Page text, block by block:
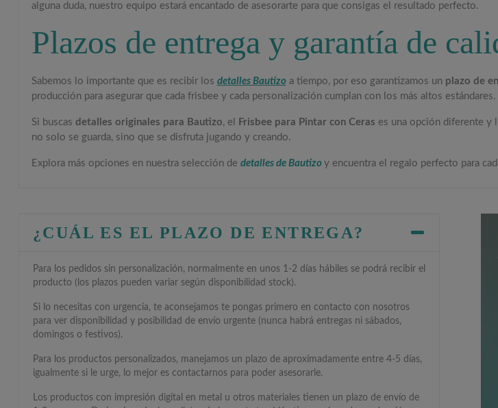
alguna duda, nuestro equipo estará encantado de asesorarte para que consigas el resultado perfecto.
Plazos de entrega y garantía de
Sabemos lo importante que es recibir los detalles Bautizoa tiempo, por eso garantizamos un plazo de
producción para asegurar que cada frisbee y cada personalización cumplan con los más altos estándares.
Si buscas detalles originales para Bautizo, el Frisbee para Pintar con Ceras es una opción diferente y
no solo se guarda, sino que se disfruta jugando y creando.
Explora más opciones en nuestra selección de detalles de Bautizo y encuentra el regalo perfecto para
¿CUÁL ES EL PLAZO DE ENTREGA?
Para los pedidos sin personalización, normalmente en unos 1-2 días hábiles se podrá recibir el
producto (los plazos pueden variar según disponibilidad stock).
Si lo necesitas con urgencia, te aconsejamos te pongas primero en contacto con nosotros
para ver disponibilidad y posibilidad de envío urgente (nunca habrá entregas ni sábados,
domingos o festivos).
Para los productos personalizados, manejamos un plazo de aproximadamente entre 4-5 días,
igualmente si le urge, lo mejor es contactarnos para poder asesorarle.
Los productos con impresión digital en metal u otros materiales tienen un plazo de envío de